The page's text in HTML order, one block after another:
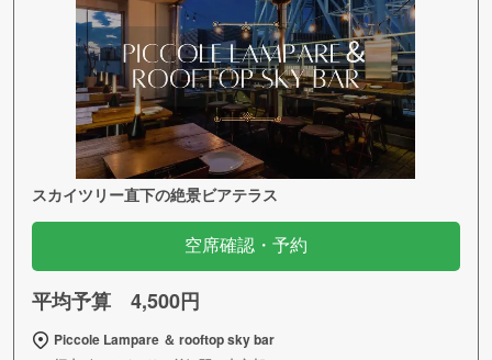
スカイツリー直下の絶景ビアテラス
空席確認・予約
平均予算 4,500円
Piccole Lampare ＆ rooftop sky bar